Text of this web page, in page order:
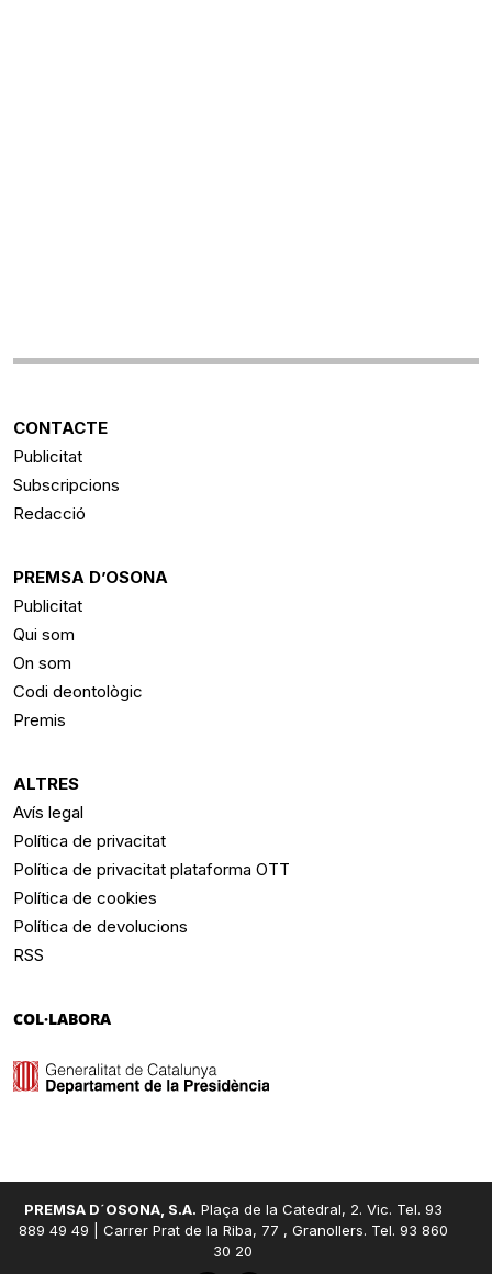
CONTACTE
Publicitat
Subscripcions
Redacció
PREMSA D’OSONA
Publicitat
Qui som
On som
Codi deontològic
Premis
ALTRES
Avís legal
Política de privacitat
Política de privacitat plataforma OTT
Política de cookies
Política de devolucions
RSS
COL·LABORA
PREMSA D´OSONA, S.A. Plaça de la Catedral, 2. Vic. Tel. 93
889 49 49 | Carrer Prat de la Riba, 77 , Granollers. Tel. 93 860
30 20